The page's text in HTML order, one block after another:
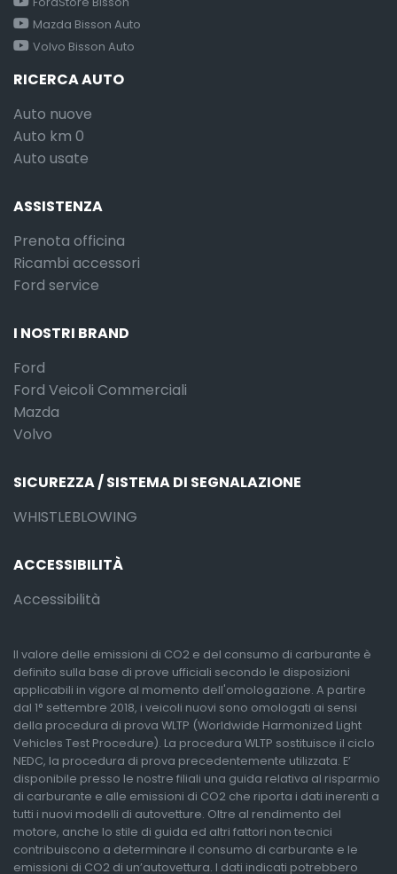
Mazda Bisson Auto
Volvo Bisson Auto
RICERCA AUTO
Auto nuove
Auto km 0
Auto usate
ASSISTENZA
Prenota officina
Ricambi accessori
Ford service
I NOSTRI BRAND
Ford
Ford Veicoli Commerciali
Mazda
Volvo
SICUREZZA / SISTEMA DI SEGNALAZIONE
WHISTLEBLOWING
ACCESSIBILITÀ
Accessibilità
Il valore delle emissioni di CO2 e del consumo di carburante è
definito sulla base di prove ufficiali secondo le disposizioni
applicabili in vigore al momento dell'omologazione. A partire
dal 1° settembre 2018, i veicoli nuovi sono omologati ai sensi
della procedura di prova WLTP (Worldwide Harmonized Light
Vehicles Test Procedure). La procedura WLTP sostituisce il ciclo
NEDC, la procedura di prova precedentemente utilizzata. E’
disponibile presso le nostre filiali una guida relativa al risparmio
di carburante e alle emissioni di CO2 che riporta i dati inerenti a
tutti i nuovi modelli di autovetture. Oltre al rendimento del
motore, anche lo stile di guida ed altri fattori non tecnici
contribuiscono a determinare il consumo di carburante e le
emissioni di CO2 di un’autovettura. I dati indicati potrebbero